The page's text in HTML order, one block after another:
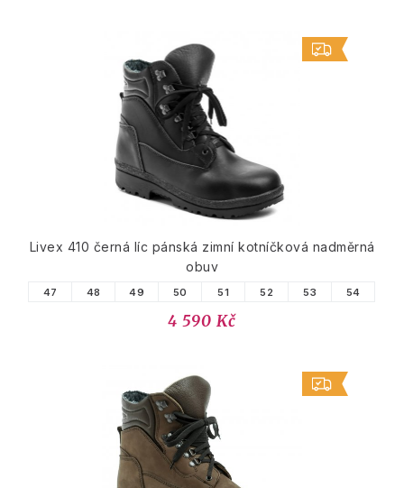
Livex 410 černá líc pánská zimní kotníčková nadměrná
obuv
47 48 49 50 51 52 53 54
4 590 Kč